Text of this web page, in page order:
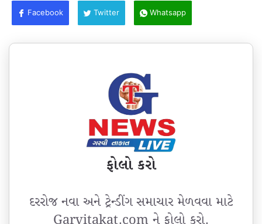
Facebook Twitter Whatsapp
ફોલો કરો
દરરોજ નવા અને ટ્રેન્ડીંગ સમાચાર મેળવવા માટે